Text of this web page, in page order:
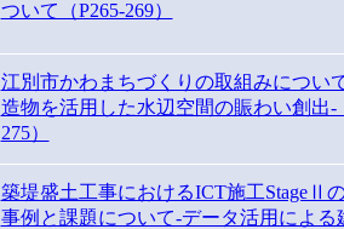
ついて（P265-269）
江別市かわまちづくりの取組みについ
造物を活用した水辺空間の賑わい創出-
275）
築堤盛土工事におけるICT施工StageⅡ
事例と課題について-データ活用による